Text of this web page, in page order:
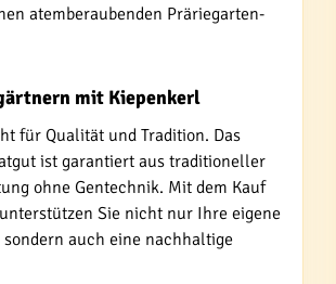
atemberaubenden Präriegarten-
mit Kiepenkerl
für Qualität und Tradition. Das
ist garantiert aus traditioneller
ohne Gentechnik. Mit dem Kauf
Sie nicht nur Ihre eigene
auch eine nachhaltige